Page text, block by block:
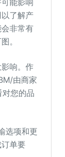
能影响
了解产
非常有
。
响。作
由商家
对您的品
选项和更
单要